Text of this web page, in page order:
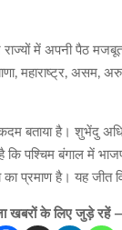
में अपनी पैठ
महाराष्ट्र, असम,
बताया है। शुभेंदु
पश्चिम बंगाल में
का प्रमाण है। यह जीत
खबरों के लिए जुड़े